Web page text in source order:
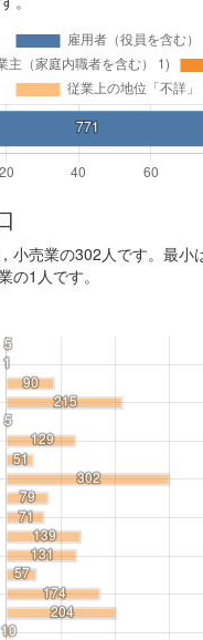
小売業の302人です。最小
の1人です。